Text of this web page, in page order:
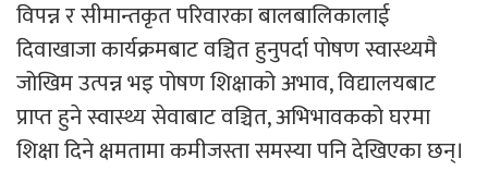
विपन्न र सीमान्तकृत परिवारका बालबालिकालाई
दिवाखाजा कार्यक्रमबाट वञ्चित हुनुपर्दा पोषण स्वास्थ्यमै
जोखिम उत्पन्न भइ पोषण शिक्षाको अभाव, विद्यालयबाट
प्राप्त हुने स्वास्थ्य सेवाबाट वञ्चित, अभिभावकको घरमा
शिक्षा दिने क्षमतामा कमीजस्ता समस्या पनि देखिएका छन्।